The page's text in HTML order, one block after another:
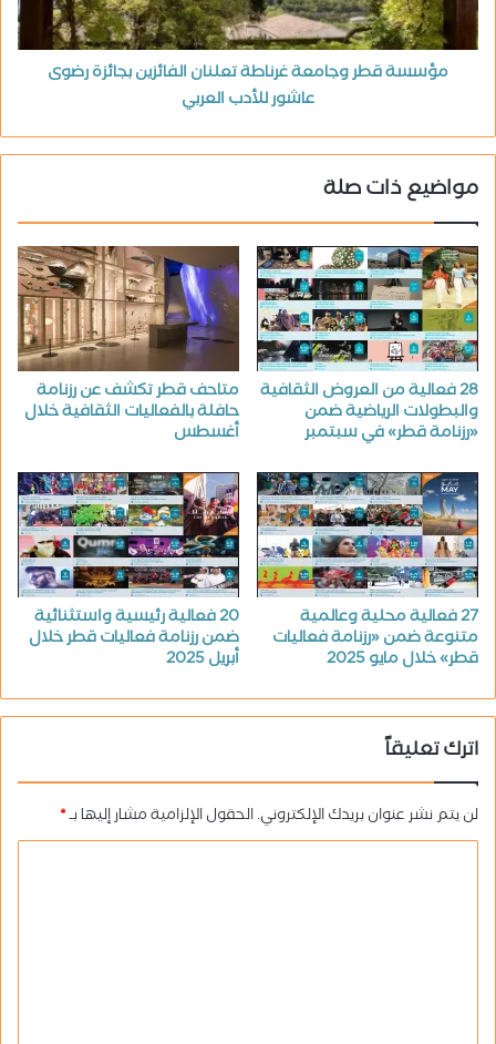
مؤسسة قطر وجامعة غرناطة تعلنان الفائزين بجائزة رضوى
عاشور للأدب العربي
مواضيع ذات صلة
28 فعالية من العروض الثقافية
والبطولات الرياضية ضمن
«رزنامة قطر» في سبتمبر
متاحف قطر تكشف عن رزنامة
حافلة بالفعاليات الثقافية خلال
أغسطس
27 فعالية محلية وعالمية
متنوعة ضمن «رزنامة فعاليات
قطر» خلال مايو 2025
20 فعالية رئيسية واستثنائية
ضمن رزنامة فعاليات قطر خلال
أبريل 2025
اترك تعليقاً
لن يتم نشر عنوان بريدك الإلكتروني.الحقول الإلزامية مشار إليها بـ*